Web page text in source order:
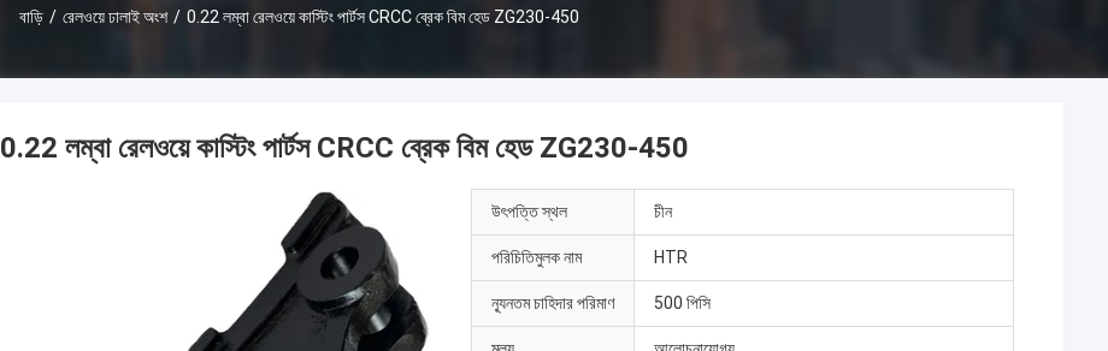
বাড়ি / রেলওয়ে ঢালাই অংশ / 0.22 লম্বা রেলওয়ে কাস্টিং পার্টস CRCC ব্রেক বিম হেড ZG230-450
0.22 লম্বা রেলওয়ে কাস্টিং পার্টস CRCC ব্রেক বিম হেড ZG230-450
উৎপত্তি স্থল চীন
পরিচিতিমুলক নাম HTR
ন্যূনতম চাহিদার পরিমাণ 500 পিসি